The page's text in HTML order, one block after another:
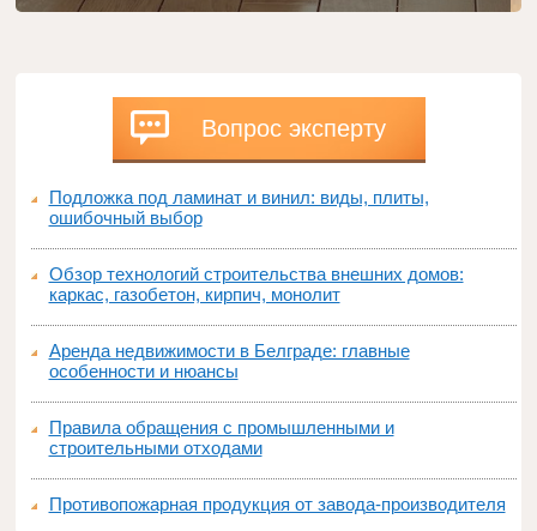
Вопрос эксперту
Подложка под ламинат и винил: виды, плиты,
ошибочный выбор
Обзор технологий строительства внешних домов:
каркас, газобетон, кирпич, монолит
Аренда недвижимости в Белграде: главные
особенности и нюансы
Правила обращения с промышленными и
строительными отходами
Противопожарная продукция от завода-производителя